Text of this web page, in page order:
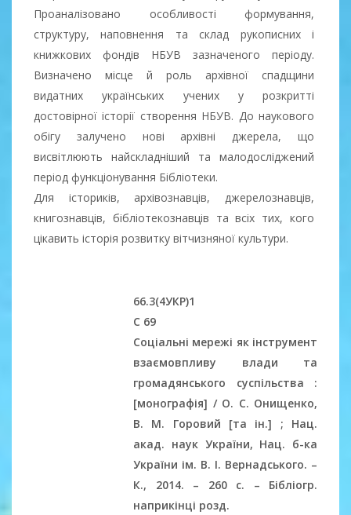
Проаналізовано особливості формування,
структуру, наповнення та склад рукописних і
книжкових фондів НБУВ зазначеного періоду.
Визначено місце й роль архівної спадщини
видатних українських учених у розкритті
достовірної історії створення НБУВ. До наукового
обігу залучено нові архівні джерела, що
висвітлюють найскладніший та малодосліджений
період функціонування Бібліотеки.
Для істориків, архівознавців, джерелознавців,
книгознавців, бібліотекознавців та всіх тих, кого
цікавить історія розвитку вітчизняної культури.
66.3(4УКР)1
С 69
Соціальні мережі як інструмент
взаємовпливу влади та
громадянського суспільства :
[монографія] / О. С. Онищенко,
В. М. Горовий [та ін.] ; Нац.
акад. наук України, Нац. б-ка
України ім. В. І. Вернадського. –
К., 2014. – 260 c. – Бібліогр.
наприкінці розд.